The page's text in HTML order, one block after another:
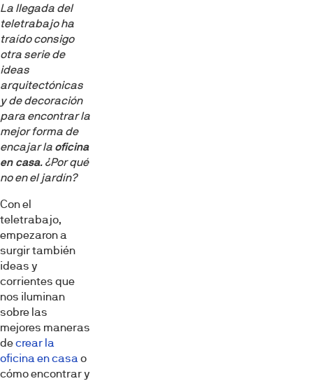
La llegada del
teletrabajo ha
traído consigo
otra serie de
ideas
arquitectónicas
y de decoración
para encontrar la
mejor forma de
encajar la oficina
en casa. ¿Por qué
no en el jardín?
Con el
teletrabajo,
empezaron a
surgir también
ideas y
corrientes que
nos iluminan
sobre las
mejores maneras
decrear la
oficina en casa o
cómo encontrar y